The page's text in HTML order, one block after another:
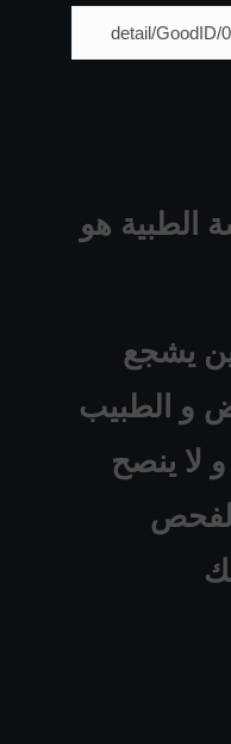
الطبية هو
يشجع
و الطبيب
لا ينصح